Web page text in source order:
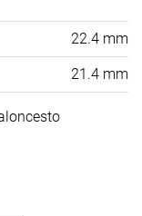
22.4 mm
21.4 mm